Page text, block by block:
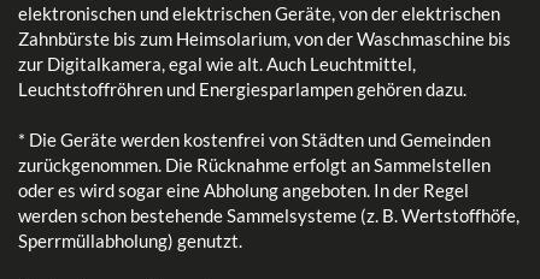
elektronischen und elektrischen Geräte, von der elektrischen
Zahnbürste bis zum Heimsolarium, von der Waschmaschine bis
zur Digitalkamera, egal wie alt. Auch Leuchtmittel,
Leuchtstoffröhren und Energiesparlampen gehören dazu.
* Die Geräte werden kostenfrei von Städten und Gemeinden
zurückgenommen. Die Rücknahme erfolgt an Sammelstellen
oder es wird sogar eine Abholung angeboten. In der Regel
werden schon bestehende Sammelsysteme (z. B. Wertstoffhöfe,
Sperrmüllabholung) genutzt.